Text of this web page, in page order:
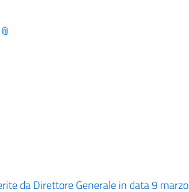
da Direttore Generale in data 9 marzo